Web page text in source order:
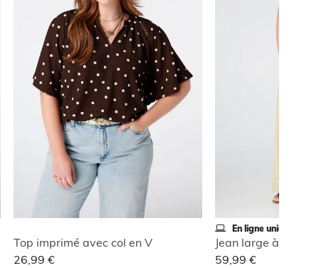
Top imprimé avec col en V
26,99 €
En ligne uniquement
Jean large à revers
59,99 €